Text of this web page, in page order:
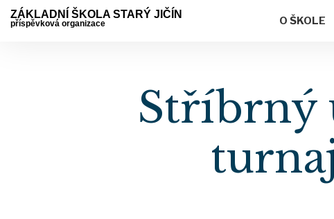
ZÁKLADNÍ ŠKOLA STARÝ JIČÍN
příspěvková organizace O ŠKOLE
Stříbrný